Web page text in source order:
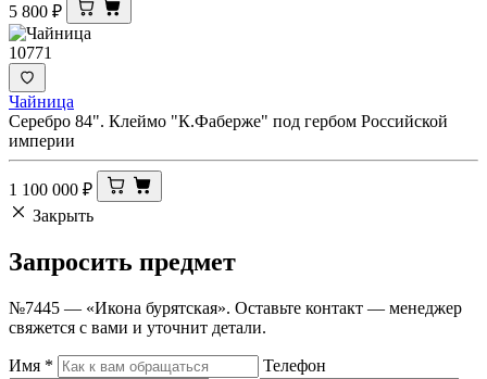
5 800 ₽
10771
Чайница
Серебро 84". Клеймо "К.Фаберже" под гербом Российской
империи
1 100 000 ₽
Закрыть
Запросить предмет
№7445 — «Икона бурятская». Оставьте контакт — менеджер
свяжется с вами и уточнит детали.
Имя *
Телефон